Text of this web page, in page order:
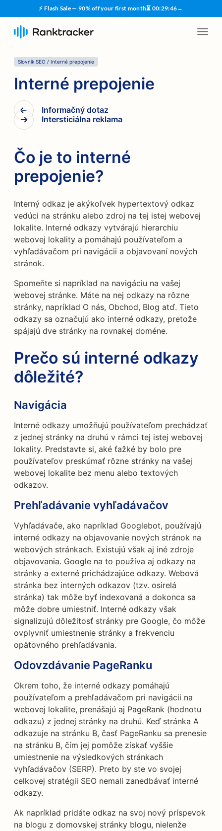
⚡ Flash Sale — 90% off your first month⏳ 00:29:45→
Slovník SEO / Interné prepojenie
Interné prepojenie
Informačný dotaz
Intersticiálna reklama
Čo je to interné
prepojenie?
Interný odkaz je akýkoľvek hypertextový odkaz
vedúci na stránku alebo zdroj na tej istej webovej
lokalite. Interné odkazy vytvárajú hierarchiu
webovej lokality a pomáhajú používateľom a
vyhľadávačom pri navigácii a objavovaní nových
stránok.
Spomeňte si napríklad na navigáciu na vašej
webovej stránke. Máte na nej odkazy na rôzne
stránky, napríklad O nás, Obchod, Blog atď. Tieto
odkazy sa označujú ako interné odkazy, pretože
spájajú dve stránky na rovnakej doméne.
Prečo sú interné odkazy
dôležité?
Navigácia
Interné odkazy umožňujú používateľom prechádzať
z jednej stránky na druhú v rámci tej istej webovej
lokality. Predstavte si, aké ťažké by bolo pre
používateľov preskúmať rôzne stránky na vašej
webovej lokalite bez menu alebo textových
odkazov.
Prehľadávanie vyhľadávačov
Vyhľadávače, ako napríklad Googlebot, používajú
interné odkazy na objavovanie nových stránok na
webových stránkach. Existujú však aj iné zdroje
objavovania. Google na to používa aj odkazy na
stránky a externé prichádzajúce odkazy. Webová
stránka bez interných odkazov (tzv. osirelá
stránka) tak môže byť indexovaná a dokonca sa
môže dobre umiestniť. Interné odkazy však
signalizujú dôležitosť stránky pre Google, čo môže
ovplyvniť umiestnenie stránky a frekvenciu
opätovného prehľadávania.
Odovzdávanie PageRanku
Okrem toho, že interné odkazy pomáhajú
používateľom a prehľadávačom pri navigácii na
webovej lokalite, prenášajú aj PageRank (hodnotu
odkazu) z jednej stránky na druhú. Keď stránka A
odkazuje na stránku B, časť PageRanku sa prenesie
na stránku B, čím jej pomôže získať vyššie
umiestnenie na výsledkových stránkach
vyhľadávačov (SERP). Preto by ste vo svojej
celkovej stratégii SEO nemali zanedbávať interné
odkazy.
Ak napríklad pridáte odkaz na svoj nový príspevok
na blogu z domovskej stránky blogu, nielenže